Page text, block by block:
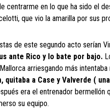
centrarme en lo que ha sido el
que vio la amarilla por sus
de este segundo acto serían
ante Rico y lo bate por bajo.
arriesgando más
quitaba a Case y Valverde (
era el entrenador
su equipo.